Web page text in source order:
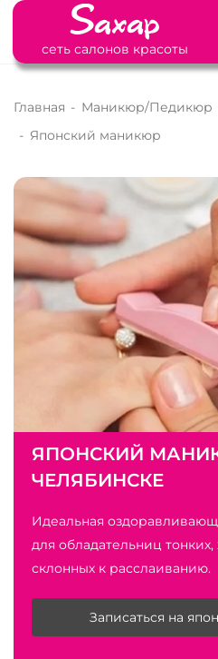
сеть салонов красоты
Главная - Маникюр/Педикюр
- Японский маникюр
ЯПОНСКИЙ
ЧЕЛЯБИНСКЕ
Идеальная
для обладательниц тонких,
склонных к расслаиванию.
Записаться на